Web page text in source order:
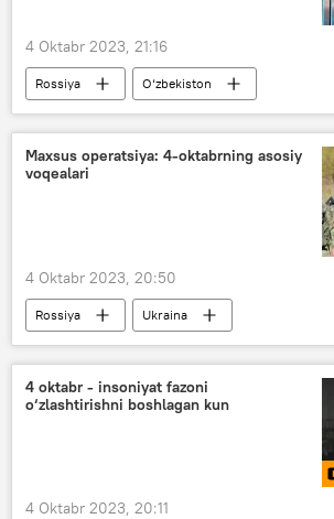
4 Oktabr 2023, 21:16
Rossiya
O‘zbekiston
O‘zbekiston - Rossiya
hamkorlik
elektromobil
Tatariston
Kamaz
Iqtisod
Maxsus operatsiya: 4-oktabrning asosiy
voqealari
4 Oktabr 2023, 20:50
Rossiya
Ukraina
Lugansk xalq respublikasi (LXR)
Donesk xalq respublikasi (DXR)
Zaporojye viloyati
Xerson viloyati
4 oktabr - insoniyat fazoni
o‘zlashtirishni boshlagan kun
4 Oktabr 2023, 20:11